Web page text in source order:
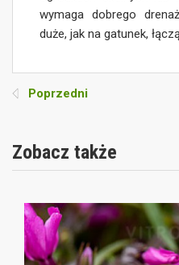
wymaga dobrego
duże, jak na gatunek,
Poprzedni
Zobacz także